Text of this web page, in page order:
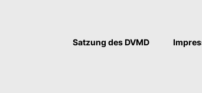
Satzung des DVMD